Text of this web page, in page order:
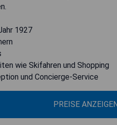
1927
wie Skifahren und Shopping
und Concierge-Service
PREISE